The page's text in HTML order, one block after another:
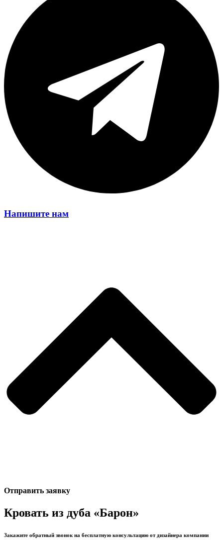
Напишите нам
Отправить заявку
Кровать из дуба «Барон»
Закажите обратный звонок на бесплатную консультацию от дизайнера компании